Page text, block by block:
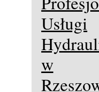
Usługi
w